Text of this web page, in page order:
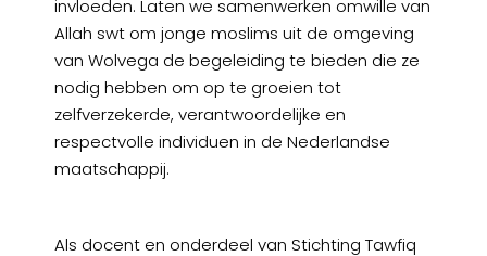
invloeden. Laten we samenwerken omwille van
Allah swt om jonge moslims uit de omgeving
van Wolvega de begeleiding te bieden die ze
nodig hebben om op te groeien tot
zelfverzekerde, verantwoordelijke en
respectvolle individuen in de Nederlandse
maatschappij.
Als docent en onderdeel van Stichting Tawfiq